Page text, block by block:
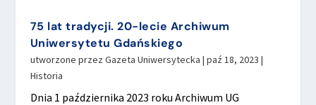
75 lat tradycji. 20-lecie Archiwum
Uniwersytetu Gdańskiego
utworzone przez Gazeta Uniwersytecka | paź 18, 2023 |
Historia
Dnia 1 października 2023 roku Archiwum UG